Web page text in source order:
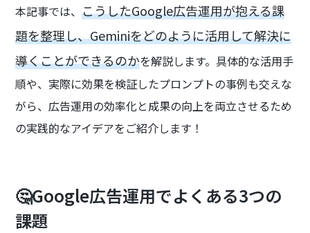
本記事では、こうしたGoogle広告運用が抱える課
題を整理し、Geminiをどのように活用して解決に
導くことができるのかを解説します。具体的な活用手
順や、実際に効果を検証したプロンプトの事例も交えな
がら、広告運用の効率化と成果の向上を両立させるため
の実践的なアイデアをご紹介します！
🤔Google広告運用でよくある3つの
課題